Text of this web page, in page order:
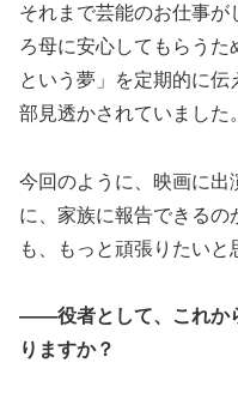
それまで芸能のお仕事が
ろ母に安心してもらうた
という夢」を定期的に
部見透かされていました。
今回のように、映画に出
に、家族に報告できるの
も、もっと頑張りたいと
――役者として、これか
りますか？